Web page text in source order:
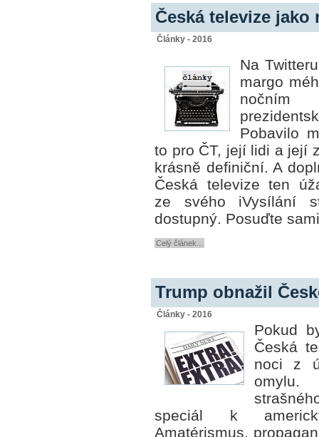
Česká televize jako
Články - 2016
Na
margo
nočním
Pobavilo
to pro ČT, její lidi a její
krásně definiční. A
Česká televize ten
ze svého iVysílání
dostupný. Posuďte
Celý článek...
Trump obnažil
Články - 2016
Pokud
Česká
noci z
speciál k
Amatérismus,